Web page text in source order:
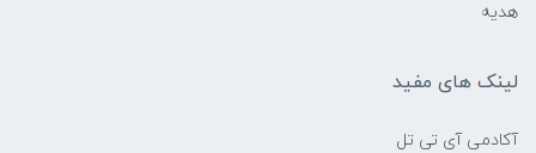
هدیه
لینک های مفید
آکادمی آی تی تل